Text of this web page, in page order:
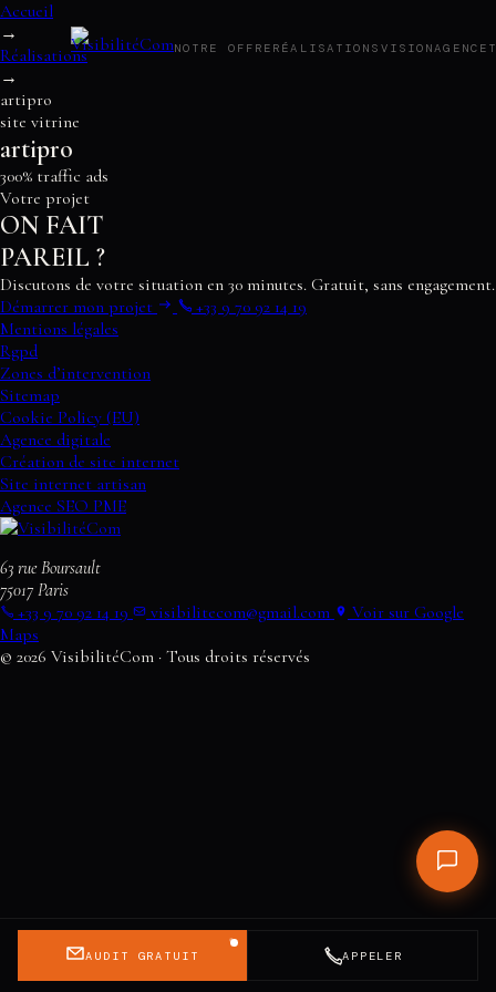
Notre offre
Réalisations
Vision
Agence
Tarifs
Blog
Audit SEO
Contact
NOTRE OFFRE RÉALISATIONS VISIONAGENCE
Accueil
→
Réalisations
→
artipro
site vitrine
artipro
300% traffic ads
Votre projet
ON FAIT
PAREIL ?
Discutons de votre situation en 30 minutes. Gratuit, sans engagement.
Démarrer mon projet
+33 9 70 92 14 19
Mentions légales
Rgpd
Zones d’intervention
Sitemap
Cookie Policy (EU)
Agence digitale
Création de site internet
Site internet artisan
Agence SEO PME
63 rue Boursault
75017 Paris
+33 9 70 92 14 19
visibilitecom@gmail.com
Voir sur Google
Maps
© 2026 VisibilitéCom · Tous droits réservés
AUDIT GRATUIT APPELER